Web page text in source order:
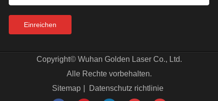
Einreichen
Copyright© Wuhan Golden Laser Co., Ltd.
Alle Rechte vorbehalten.
Sitemap
Datenschutz richtlinie